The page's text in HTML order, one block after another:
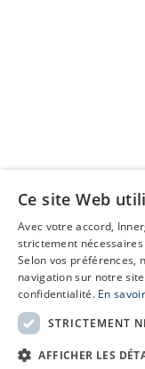
Ce site Web
Avec votre accord,
strictement
Selon vos préférences,
navigation sur notre
confidentialité. En
STRICTEMENT
AFFICHER LES